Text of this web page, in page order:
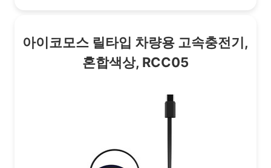
아이코모스 릴타입 차량용 고속충전기,
혼합색상, RCC05